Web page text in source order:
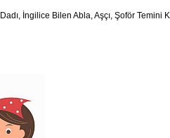
Dadı, İngilice Bilen Abla, Aşçı, Şoför